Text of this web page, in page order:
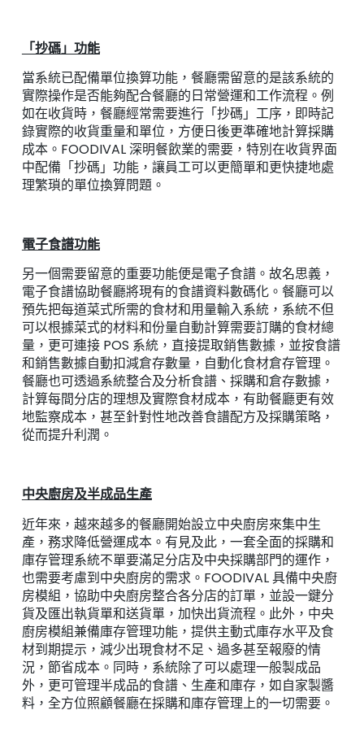
「抄碼」功能
當系統已配備單位換算功能，餐廳需留意的是該系統的
實際操作是否能夠配合餐廳的日常營運和工作流程。例
如在收貨時，餐廳經常需要進行「抄碼」工序，即時記
錄實際的收貨重量和單位，方便日後更準確地計算採購
成本。FOODIVAL 深明餐飲業的需要，特別在收貨界面
中配備「抄碼」功能，讓員工可以更簡單和更快捷地處
理繁瑣的單位換算問題。
電子食譜功能
另一個需要留意的重要功能便是電子食譜。故名思義，
電子食譜協助餐廳將現有的食譜資料數碼化。餐廳可以
預先把每道菜式所需的食材和用量輸入系統，系統不但
可以根據菜式的材料和份量自動計算需要訂購的食材總
量，更可連接 POS 系統，直接提取銷售數據，並按食譜
和銷售數據自動扣減倉存數量，自動化食材倉存管理。
餐廳也可透過系統整合及分析食譜、採購和倉存數據，
計算每間分店的理想及實際食材成本，有助餐廳更有效
地監察成本，甚至針對性地改善食譜配方及採購策略，
從而提升利潤。
中央廚房及半成品生產
近年來，越來越多的餐廳開始設立中央廚房來集中生
產，務求降低營運成本。有見及此，一套全面的採購和
庫存管理系統不單要滿足分店及中央採購部門的運作，
也需要考慮到中央廚房的需求。FOODIVAL 具備中央廚
房模組，協助中央廚房整合各分店的訂單，並設一鍵分
貨及匯出執貨單和送貨單，加快出貨流程。此外，中央
廚房模組兼備庫存管理功能，提供主動式庫存水平及食
材到期提示，減少出現食材不足、過多甚至報廢的情
況，節省成本。同時，系統除了可以處理一般製成品
外，更可管理半成品的食譜、生產和庫存，如自家製醬
料，全方位照顧餐廳在採購和庫存管理上的一切需要。